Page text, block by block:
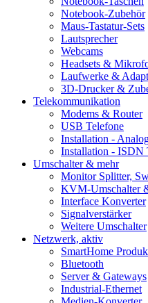
Notebook-Zubehör
Maus-Tastatur-Sets
Lautsprecher
Webcams
Headsets &
Laufwerke &
3D-Drucker &
Telekommunikation
Modems & Router
USB Telefone
Installation -
Installation - ISDN
Umschalter & mehr
Monitor Splitter,
KVM-Umschalter
Interface Konverter
Signalverstärker
Weitere Umschalter
Netzwerk, aktiv
SmartHome
Bluetooth
Server & Gateways
Industrial-Ethernet